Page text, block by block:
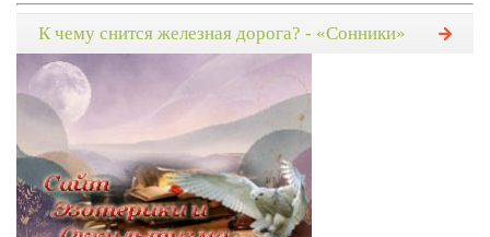
К чему снится железная дорога? - «Сонники»